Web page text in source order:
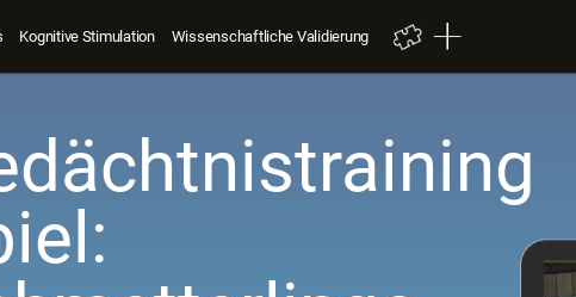
Kognitive Stimulation Wissenschaftliche Validierung